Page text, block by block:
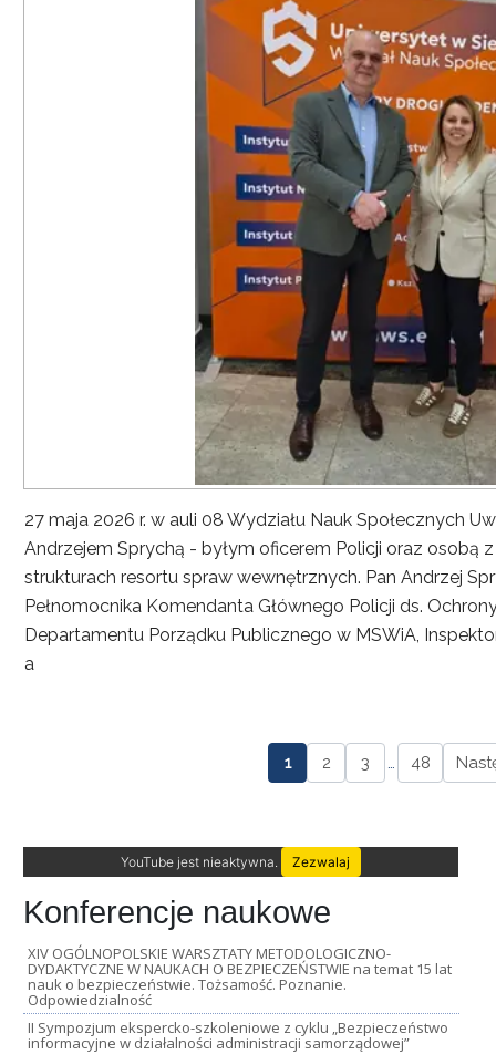
27 maja 2026 r. w auli 08 Wydziału Nauk Społecznych
Andrzejem Sprychą - byłym oficerem Policji oraz osobą
strukturach resortu spraw wewnętrznych. Pan Andrzej
Pełnomocnika Komendanta Głównego Policji ds.
Departamentu Porządku Publicznego w MSWiA,
a
1 2 3 … 48
YouTube jest nieaktywna. Zezwalaj
Konferencje naukowe
XIV OGÓLNOPOLSKIE WARSZTATY METODOLOGICZNO-
DYDAKTYCZNE W NAUKACH O BEZPIECZEŃSTWIE na temat 15 lat
nauk o bezpieczeństwie. Tożsamość. Poznanie.
Odpowiedzialność
II Sympozjum ekspercko-szkoleniowe z cyklu „Bezpieczeństwo
informacyjne w działalności administracji samorządowej”